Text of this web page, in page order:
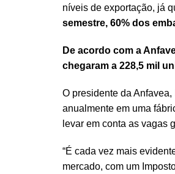
níveis de exportação, já
semestre, 60% dos
De acordo com a
chegaram a 228,5 mil
O presidente da
anualmente em uma
levar em conta as vagas
“É cada vez mais
mercado, com um